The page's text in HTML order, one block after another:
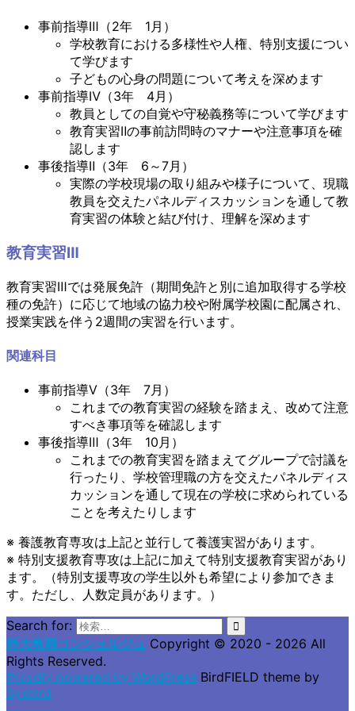
事前指導Ⅲ（2年 1月）
学校教育における多様性や人権、特別支援につい
て学びます
子どもの心身の問題について考えを深めます
事前指導Ⅳ（3年 4月）
教員としての自覚や守秘義務等について学びます
教育実習Ⅱの事前訪問時のマナーや注意事項を確
認します
事後指導Ⅱ（3年 6～7月）
実際の学校現場の取り組みや様子について、現職
教員を交えたパネルディスカッションを通して教
育実習の体験と結び付け、理解を深めます
教育実習Ⅲ
教育実習Ⅲでは発展免許（期間免許と別に追加取得する学校
種の免許）に応じて地域の協力校や附属学校園に配属され、
授業実践を伴う2週間の実習を行います。
関連科目
事前指導Ⅴ（3年 7月）
これまでの教育実習の経験を踏まえ、改めて注意
すべき事項等を確認します
事後指導Ⅲ（3年 10月）
これまでの教育実習を踏まえてグループで討議を
行ったり、学校管理職の方を交えたパネルディス
カッションを通して現在の学校に求められている
ことを考えたりします
※ 養護教育専攻は上記と並行して養護実習があります。
※ 特別支援教育専攻は上記に加えて特別支援教育実習があり
ます。（特別支援専攻の学生以外も希望により参加できま
す。ただし、人数定員があります。）
Search for:
静大教職コンシェルジュ Copyright © 2020 - 2026 All
Rights Reserved.
Proudly powered by WordPress BirdFIELD theme by
Sysbird